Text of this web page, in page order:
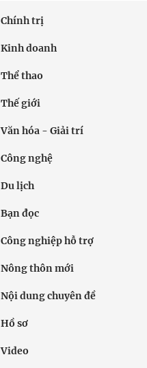
Chính trị
Kinh doanh
Thể thao
Thế giới
Văn hóa - Giải trí
Công nghệ
Du lịch
Bạn đọc
Công nghiệp hỗ trợ
Nông thôn mới
Nội dung chuyên đề
Hồ sơ
Video